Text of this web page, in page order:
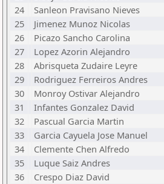
24
Sanleon Pravisano Nieves
25
Jimenez Munoz Nicolas
26
Picazo Sancho Carolina
27
Lopez Azorin Alejandro
28
Abrisqueta Zudaire Leyre
29
Rodriguez Ferreiros Andres
30
Monroy Ostivar Alejandro
31
Infantes Gonzalez David
32
Pascual Garcia Martin
33
Garcia Cayuela Jose Manuel
34
Clemente Chen Alfredo
35
Luque Saiz Andres
36
Crespo Diaz David